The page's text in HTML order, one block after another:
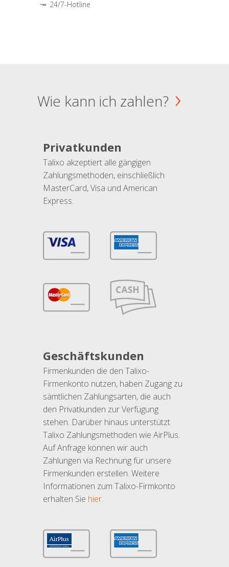
24/7-Hotline
Wie kann ich zahlen?
Privatkunden
Talixo akzeptiert alle gängigen
Zahlungsmethoden, einschließlich
MasterCard, Visa und American
Express.
Geschäftskunden
Firmenkunden die den Talixo-
Firmenkonto nutzen, haben Zugang zu
sämtlichen Zahlungsarten, die auch
den Privatkunden zur Verfügung
stehen. Darüber hinaus unterstützt
Talixo Zahlungsmethoden wie AirPlus.
Auf Anfrage können wir auch
Zahlungen via Rechnung für unsere
Firmenkunden erstellen. Weitere
Informationen zum Talixo-Firmkonto
erhalten Sie hier.